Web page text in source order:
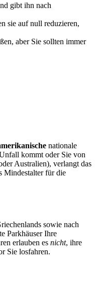
gibt ihn nach
sie auf null reduzieren,
aber Sie sollten immer
nationale
kommt oder Sie von
Australien), verlangt das
Mindestalter für die
sowie nach
Parkhäuser Ihre
erlauben es nicht, ihre
Sie losfahren.